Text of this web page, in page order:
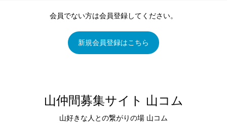
会員でない方は会員登録してください。
新規会員登録はこちら
山仲間募集サイト 山コム
山好きな人との繋がりの場 山コム